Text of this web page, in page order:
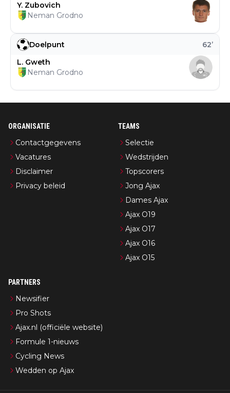
Doelpunt 62’
L. Gweth
Neman Grodno
Y. Zubovich
Neman Grodno
ORGANISATIE
Contactgegevens
Vacatures
Disclaimer
Privacy beleid
TEAMS
Selectie
Wedstrijden
Topscorers
Jong Ajax
Dames Ajax
Ajax O19
Ajax O17
Ajax O16
Ajax O15
PARTNERS
Newsifier
Pro Shots
Ajax.nl (officiële website)
Formule 1-nieuws
Cycling News
Wedden op Ajax